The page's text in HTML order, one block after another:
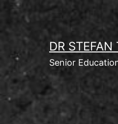
Skip
content
DR STEFAN
Senior